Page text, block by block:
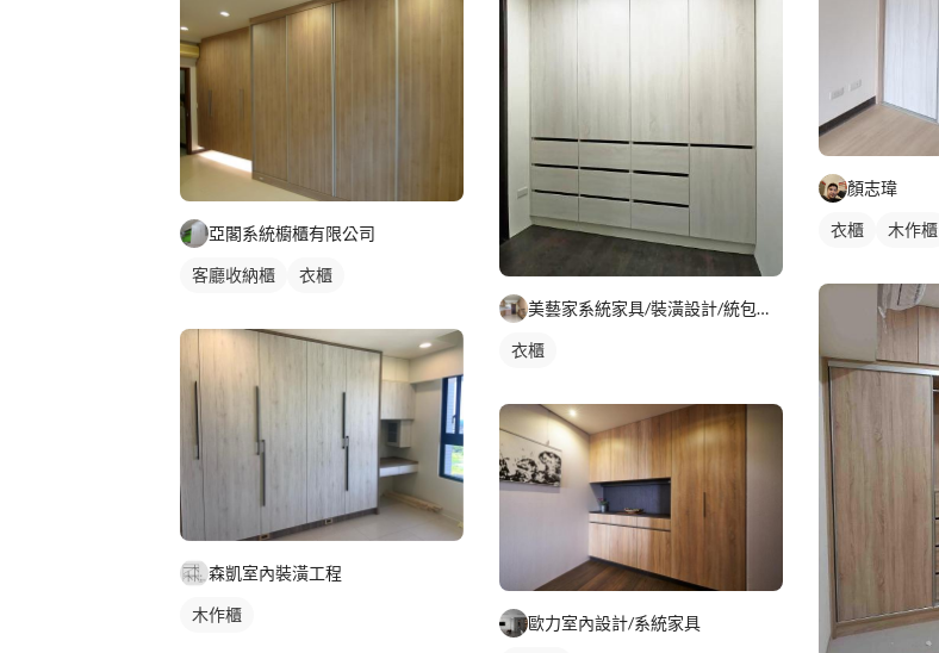
亞閣系統櫥櫃有限公司
客廳收納櫃 衣櫃
森凱室內裝潢工程
木作櫃
美藝家系統家具/裝潢設計/統包服務
衣櫃
歐力室內設計/系統家具
顏志瑋
衣櫃 木作櫃